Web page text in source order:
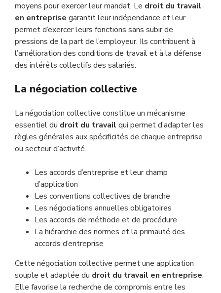
moyens pour exercer leur mandat. Le droit du travail
en entreprise garantit leur indépendance et leur
permet d’exercer leurs fonctions sans subir de
pressions de la part de l’employeur. Ils contribuent à
l’amélioration des conditions de travail et à la défense
des intérêts collectifs des salariés.
La négociation collective
La négociation collective constitue un mécanisme
essentiel du droit du travail qui permet d’adapter les
règles générales aux spécificités de chaque entreprise
ou secteur d’activité.
Les accords d’entreprise et leur champ
d’application
Les conventions collectives de branche
Les négociations annuelles obligatoires
Les accords de méthode et de procédure
La hiérarchie des normes et la primauté des
accords d’entreprise
Cette négociation collective permet une application
souple et adaptée du droit du travail en entreprise.
Elle favorise la recherche de compromis entre les